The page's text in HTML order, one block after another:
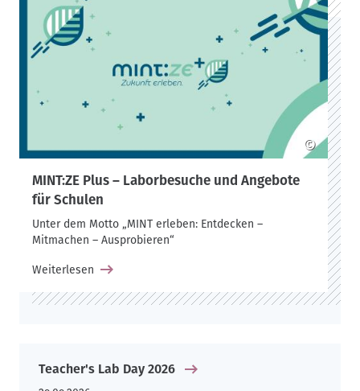
©
MINT:ZE Plus – Laborbesuche und Angebote
für Schulen
Unter dem Motto „MINT erleben: Entdecken –
Mitmachen – Ausprobieren“
Weiterlesen
Teacher's Lab Day 2026